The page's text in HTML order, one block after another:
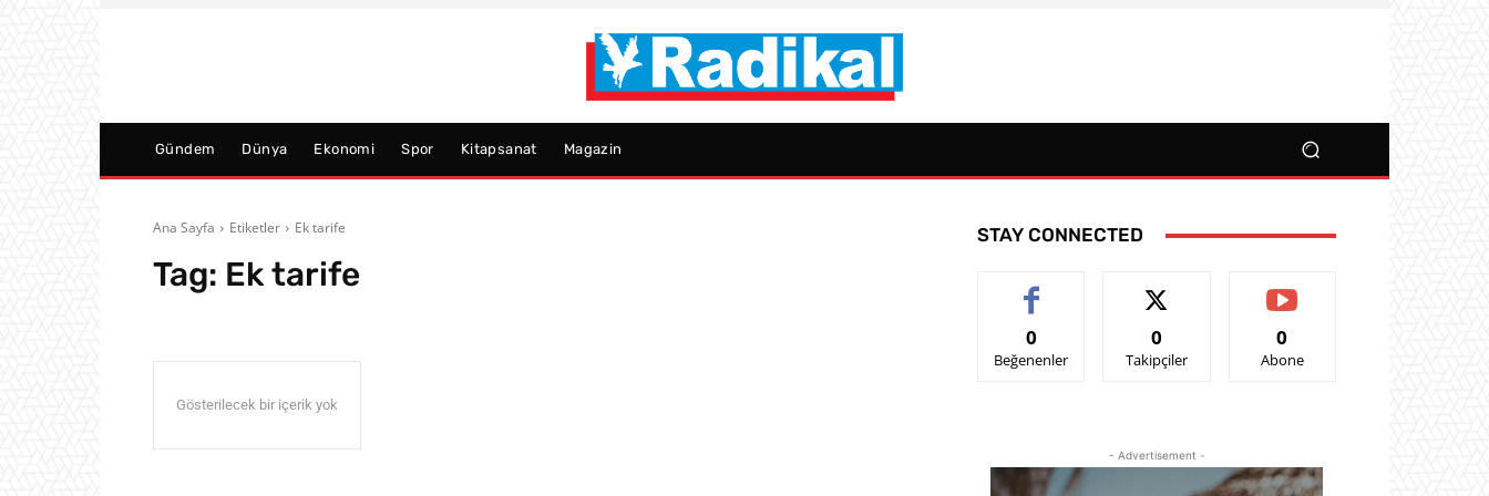
Gündem Dünya Ekonomi Spor Kitapsanat Magazin
Ana Sayfa Etiketler Ek tarife
Tag: Ek tarife
Gösterilecek bir içerik yok
STAY CONNECTED
0
Beğenenler
0
Takipçiler
0
Abone
- Advertisement -